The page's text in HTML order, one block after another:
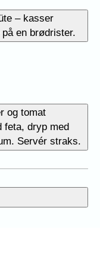
– kasser
en brødrister.
og tomat
feta, dryp med
Servér straks.